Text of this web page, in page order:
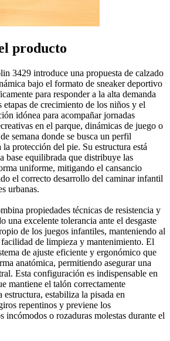
producto
3429 introduce una propuesta de calzado
bajo el formato de sneaker deportivo
para responder a la alta demanda
de crecimiento de los niños y el
idónea para acompañar jornadas
en el parque, dinámicas de juego o
semana donde se busca un perfil
protección del pie. Su estructura está
base equilibrada que distribuye las
uniforme, mitigando el cansancio
el correcto desarrollo del caminar infantil
urbanas.
propiedades técnicas de resistencia y
una excelente tolerancia ante el desgaste
de los juegos infantiles, manteniendo al
de limpieza y mantenimiento. El
de ajuste eficiente y ergonómico que
anatómica, permitiendo asegurar una
Esta configuración es indispensable en
mantiene el talón correctamente
estabiliza la pisada en
repentinos y previene los
incómodos o rozaduras molestas durante el